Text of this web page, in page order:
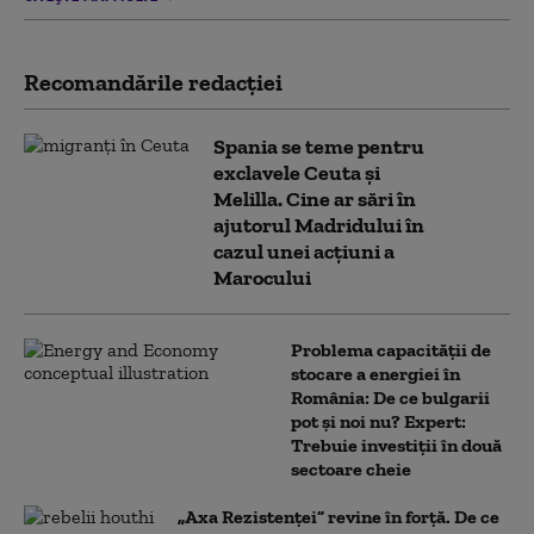
Recomandările redacţiei
Spania se teme pentru
exclavele Ceuta și
Melilla. Cine ar sări în
ajutorul Madridului în
cazul unei acțiuni a
Marocului
Problema capacității de
stocare a energiei în
România: De ce bulgarii
pot și noi nu? Expert:
Trebuie investiții în două
sectoare cheie
„Axa Rezistenței” revine în forță. De ce